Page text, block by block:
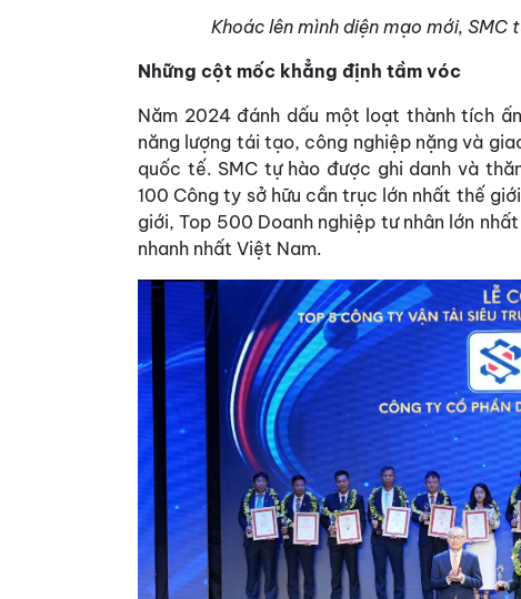
Khoác lên mình diện mạo mới,
Những cột mốc khẳng định tầm vóc
Năm 2024 đánh dấu một loạt thành tích
năng lượng tái tạo, công nghiệp nặng và
quốc tế. SMC tự hào được ghi danh và
100 Công ty sở hữu cần trục lớn nhất thế
giới, Top 500 Doanh nghiệp tư nhân lớn
nhanh nhất Việt Nam.